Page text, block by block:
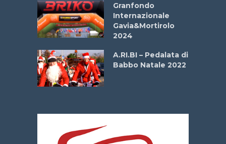
Granfondo
Internazionale
Gavia&Mortirolo
2024
A.RI.BI – Pedalata di
Babbo Natale 2022